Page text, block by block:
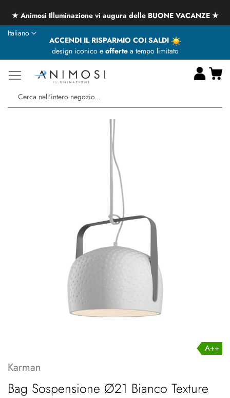
★ Animosi Illuminazione vi augura delle BUONE VACANZE ★
ACCENDI IL RISPARMIO COI SALDI
design iconico e offertea tempo limitato
Lingua
Italiano
A++
Karman
Bag Sospensione Ø21 Bianco Texture